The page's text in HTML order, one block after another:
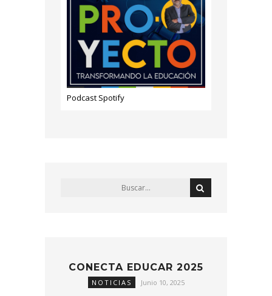
Podcast Spotify
CONECTA EDUCAR 2025
NOTICIAS Junio 10, 2025